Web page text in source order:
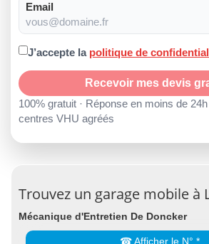
Email
J’accepte la politique de
Recevoir mes devis
100% gratuit · Réponse en moins de
centres VHU agréés
Trouvez un garage mobile à
Mécanique d'Entretien De Doncker
☎ Afficher le N° *